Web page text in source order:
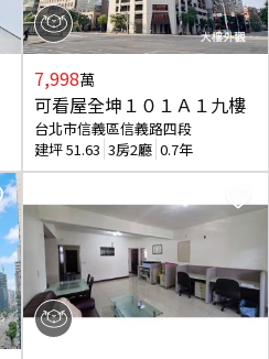
7,998萬
可看屋全坤１０１Ａ１九樓
台北市信義區信義路四段
建坪51.63 3房2廳 0.7年